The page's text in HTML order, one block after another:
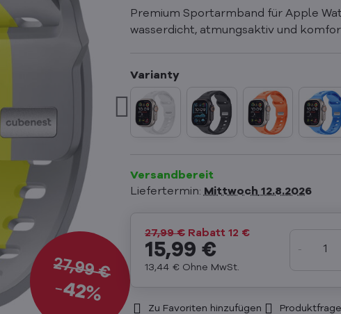
27,99 €
42%
Premium Sportarmband für Apple
wasserdicht, atmungsaktiv und
Versandbereit
Liefertermin: Mittwoch 12.8.2026
27,99 € Rabatt 12 €
15,99 €
13,44 € Ohne MwSt.
Zu Favoriten hinzufügen Produktfrage